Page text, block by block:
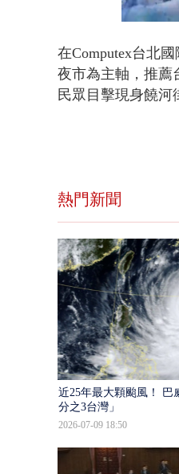
Unmute
在Computex台北
夜市為主軸，推薦
民眾目擊現身饒河
熱門新聞
近25年最大顆颱風！ 巴
分之3台灣」
2026-07-09 18:50